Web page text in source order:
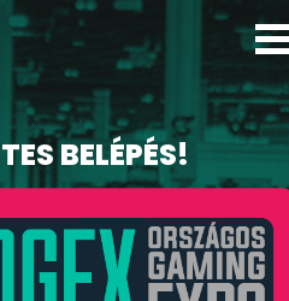
BELÉPÉS!